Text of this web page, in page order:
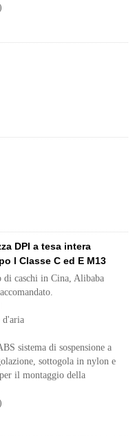
DPI a tesa intera
l Classe C ed E M13
caschi in Cina, Alibaba
d'aria
sistema di sospensione a
sottogola in nylon e
il montaggio della